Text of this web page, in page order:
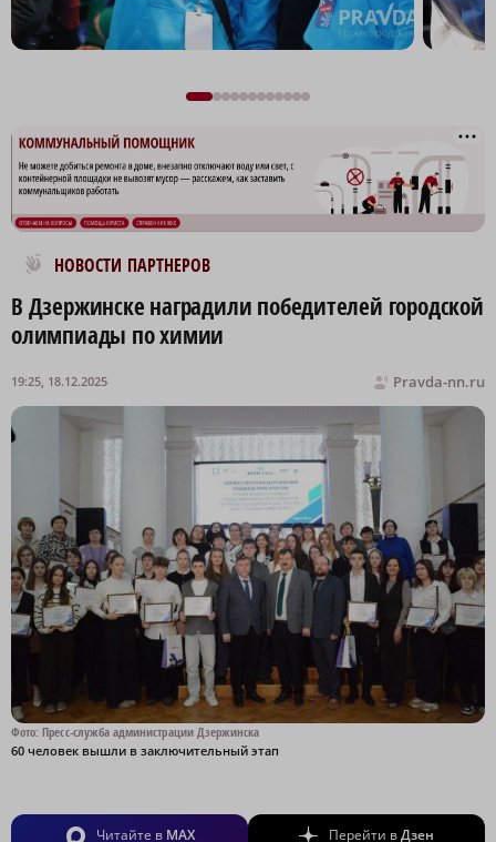
НОВОСТИ ПАРТНЕРОВ
Новости МирТесен
В Дзержинске наградили победителей городской
олимпиады по химии
Pravda-nn.ru
19:25, 18.12.2025
Фото: Пресс-служба администрации Дзержинска
60 человек вышли в заключительный этап
Читайте в MAX Перейти вДзен